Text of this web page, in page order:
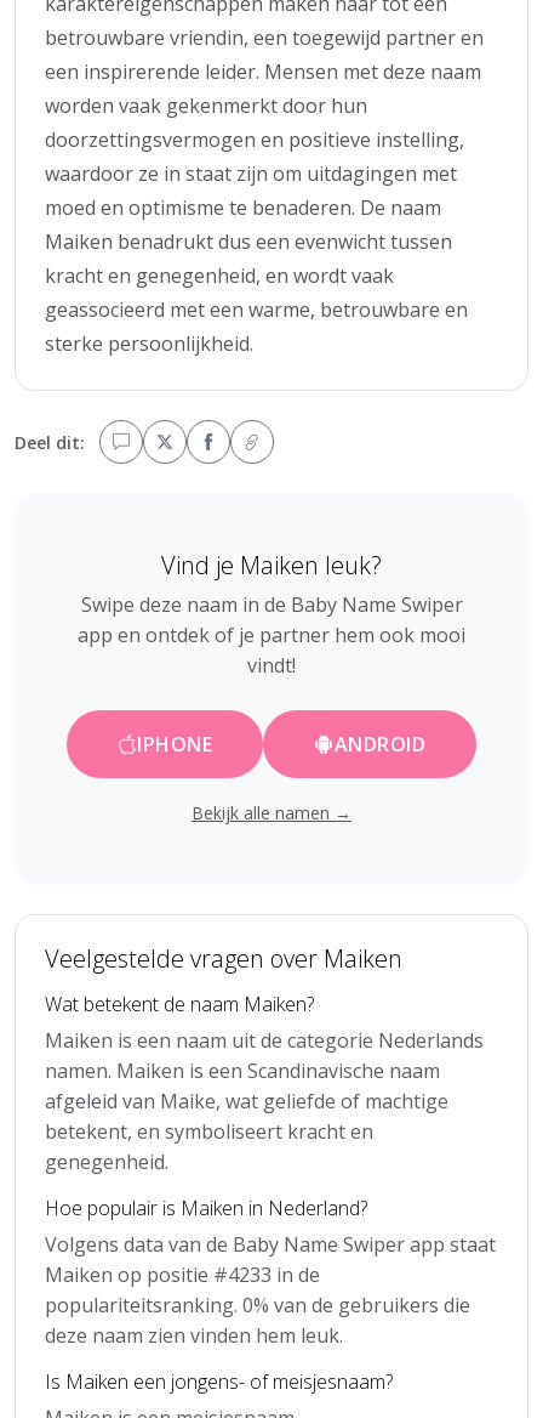
betrouwbare vriendin, een toegewijd partner en
een inspirerende leider. Mensen met deze naam
worden vaak gekenmerkt door hun
doorzettingsvermogen en positieve instelling,
waardoor ze in staat zijn om uitdagingen met
moed en optimisme te benaderen. De naam
Maiken benadrukt dus een evenwicht tussen
kracht en genegenheid, en wordt vaak
geassocieerd met een warme, betrouwbare en
sterke persoonlijkheid.
Deel dit:
Vind je Maiken leuk?
Swipe deze naam in de Baby Name Swiper
app en ontdek of je partner hem ook mooi
vindt!
IPHONE ANDROID
Bekijk alle namen →
Veelgestelde vragen over Maiken
Wat betekent de naam Maiken?
Maiken is een naam uit de categorie Nederlands
namen. Maiken is een Scandinavische naam
afgeleid van Maike, wat geliefde of machtige
betekent, en symboliseert kracht en
genegenheid.
Hoe populair is Maiken in Nederland?
Volgens data van de Baby Name Swiper app staat
Maiken op positie #4233 in de
populariteitsranking. 0% van de gebruikers die
deze naam zien vinden hem leuk.
Is Maiken een jongens- of meisjesnaam?